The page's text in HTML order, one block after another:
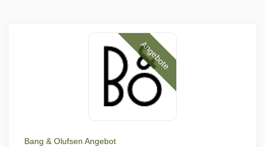
Angebote
Bang & Olufsen Angebot